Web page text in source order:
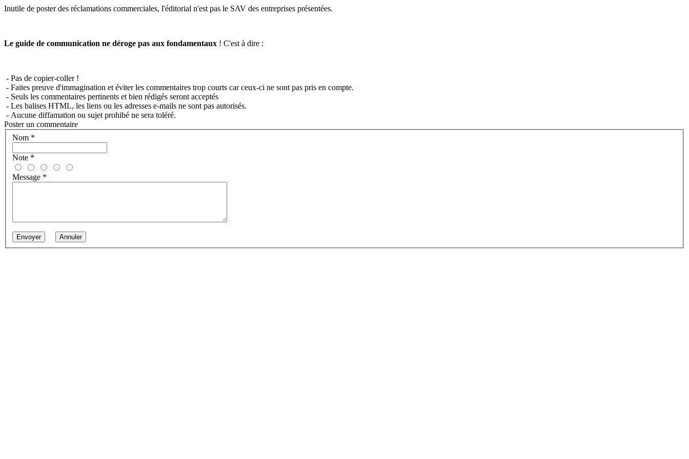
Inutile de poster des réclamations commerciales, l'éditorial n'est pas le SAV des entreprises présentées.
Le guide de communication ne déroge pas aux fondamentaux ! C'est à dire :
- Pas de copier-coller !
- Faites preuve d'immagination et éviter les commentaires trop courts car ceux-ci ne sont pas pris en compte.
- Seuls les commentaires pertinents et bien rédigés seront acceptés
- Les balises HTML, les liens ou les adresses e-mails ne sont pas autorisés.
- Aucune diffamation ou sujet prohibé ne sera toléré.
Poster un commentaire
Nom *
Note *
Message *